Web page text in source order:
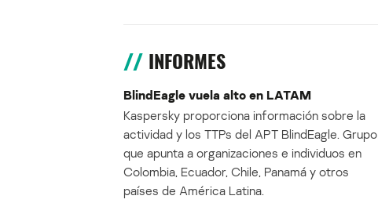
INFORMES
BlindEagle vuela alto en LATAM
Kaspersky proporciona información sobre la
actividad y los TTPs del APT BlindEagle. Grupo
que apunta a organizaciones e individuos en
Colombia, Ecuador, Chile, Panamá y otros
países de América Latina.